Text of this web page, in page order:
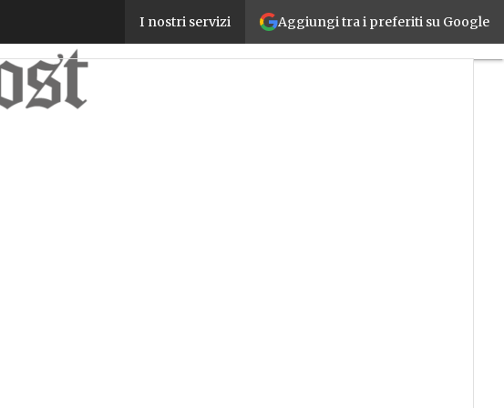
Aggiungi tra i preferiti su Google
I nostri servizi
Industry 4.0 per le PMI: un progetto